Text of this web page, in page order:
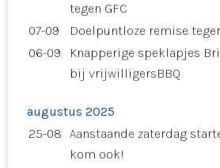
tegen GFC
07-09
Doelpuntloze remise
06-09
Knapperige speklapjes
bij vrijwilligersBBQ
augustus 2025
25-08 Aanstaande zaterdag
kom ook!